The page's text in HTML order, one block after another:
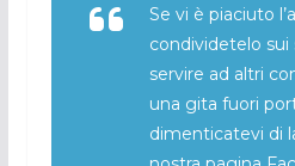
Se vi è piaciuto
condividetelo sui
servire ad altri
una gita fuori
dimenticatevi di